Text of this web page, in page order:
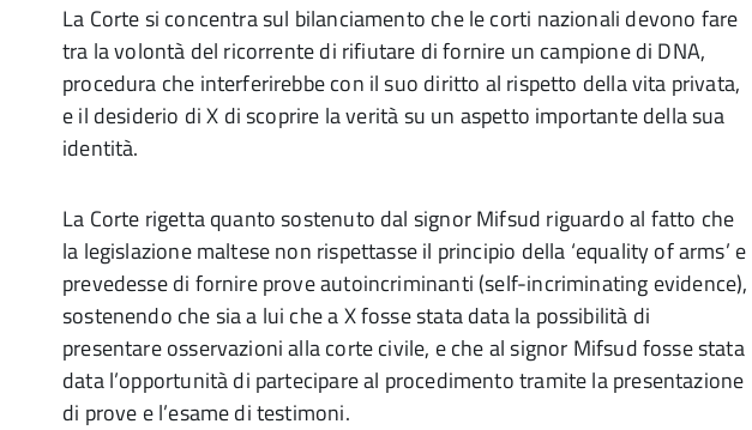
La Corte si concentra sul bilanciamento che le corti nazionali devono fare
tra la volontà del ricorrente di rifiutare di fornire un campione di DNA,
procedura che interferirebbe con il suo diritto al rispetto della vita privata,
e il desiderio di X di scoprire la verità su un aspetto importante della sua
identità.
La Corte rigetta quanto sostenuto dal signor Mifsud riguardo al fatto che
la legislazione maltese non rispettasse il principio della ‘equality of arms’ e
prevedesse di fornire prove autoincriminanti (self-incriminating evidence),
sostenendo che sia a lui che a X fosse stata data la possibilità di
presentare osservazioni alla corte civile, e che al signor Mifsud fosse stata
data l’opportunità di partecipare al procedimento tramite la presentazione
di prove e l’esame di testimoni.